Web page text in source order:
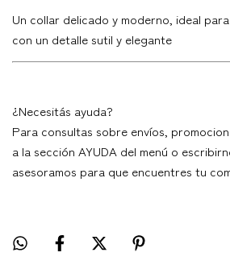
Un collar delicado y moderno, ideal
con un detalle sutil y elegante
¿Necesitás ayuda?
Para consultas sobre envíos,
a la sección AYUDA del menú o
asesoramos para que encuentres tu